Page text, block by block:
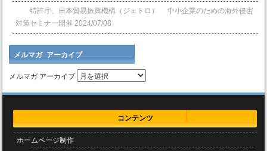
特許庁、日本貿易振興機構（ジェトロ） 中小企業のための海外侵害
対策セミナー開催 2024/07/08
メルマガ アーカイブ
メルマガ アーカイブ
コンテンツ
ホームページ制作